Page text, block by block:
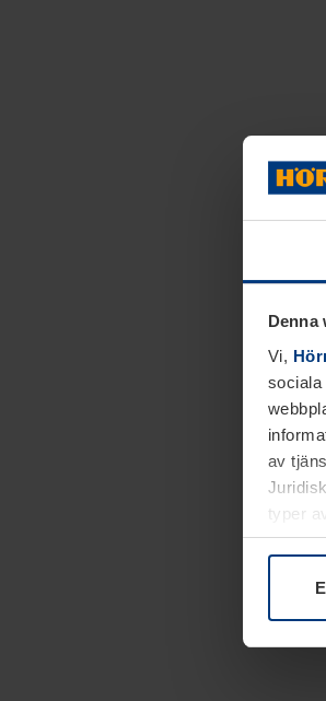
Denna
Vi,
sociala
av
typer
kakor